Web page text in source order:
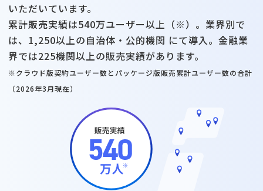
いただいています。
累計販売実績は540万ユーザー以上（※）。業界別で
は、1,250以上の自治体・公的機関 にて導入。金融業
界では225機関以上の販売実績があります。
※クラウド版契約ユーザー数とパッケージ版販売累計ユーザー数の合計
（2026年3月現在）